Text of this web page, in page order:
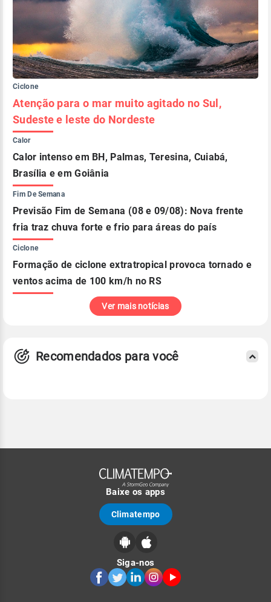
Ciclone
Atenção para o mar muito agitado no Sul,
Sudeste e leste do Nordeste
Calor
Calor intenso em BH, Palmas, Teresina, Cuiabá,
Brasília e em Goiânia
Fim De Semana
Previsão Fim de Semana (08 e 09/08): Nova frente
fria traz chuva forte e frio para áreas do país
Ciclone
Formação de ciclone extratropical provoca tornado e
ventos acima de 100 km/h no RS
Ver mais notícias
Recomendados para você
Baixe os apps
Climatempo
Siga-nos